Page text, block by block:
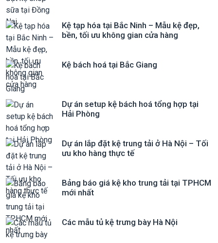
Kệ tạp hóa tại Bắc Ninh – Mẫu kệ đẹp,
bền, tối ưu không gian cửa hàng
Kệ bách hoá tại Bắc Giang
Dự án setup kệ bách hoá tổng hợp tại
Hải Phòng
Dự án lắp đặt kệ trung tải ở Hà Nội – Tối
ưu kho hàng thực tế
Bảng báo giá kệ kho trung tải tại TPHCM
mới nhất
Các mẫu tủ kệ trưng bày Hà Nội